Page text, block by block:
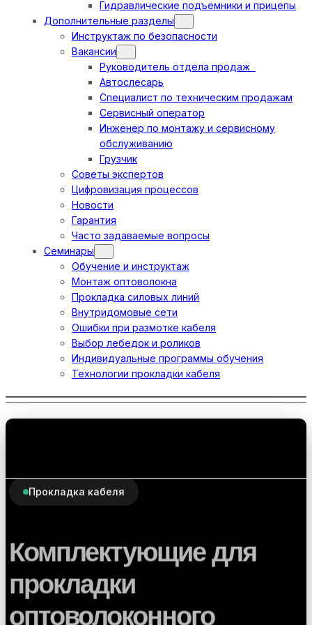
Гидравлические подъемники и прицепы
Дополнительные разделы
Инструктаж по безопасности
Вакансии
Руководитель отдела продаж
Автослесарь
Специалист по техническим продажам
Сервисный оператор
Инженер по монтажу и сервисному
обслуживанию
Грузчик
Советы экспертов
Цифровизация процессов
Новости
Гарантия
Часто задаваемые вопросы
Семинары
Обучение и инструктаж
Монтаж оптоволокна
Прокладка силовых линий
Внутридомовые сети
Ошибки при размотке кабеля
Выбор лебедок и роликов
Индивидуальные программы обучения
Технологии прокладки кабеля
Прокладка кабеля
Комплектующие для
прокладки
оптоволоконного